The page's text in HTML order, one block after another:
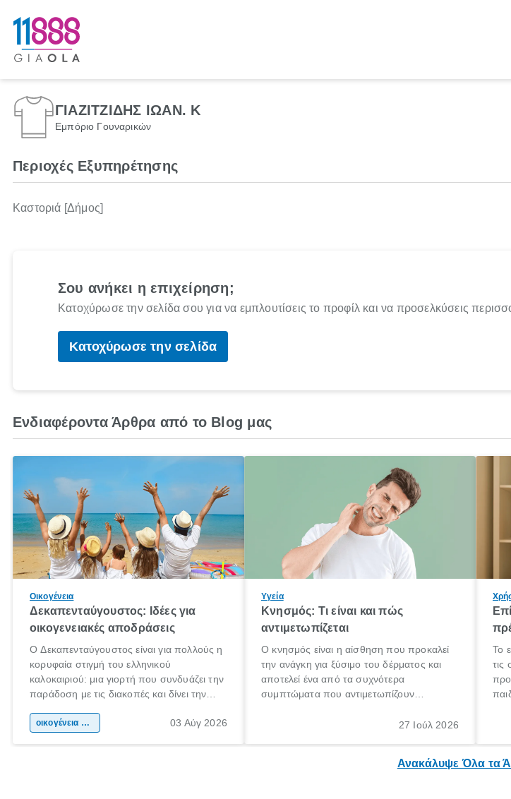
ΓΙΑΖΙΤΖΙΔΗΣ ΙΩΑΝ. Κ
Εμπόριο Γουναρικών
Περιοχές Εξυπηρέτησης
Καστοριά [Δήμος]
Σου ανήκει η επιχείρηση;
Κατοχύρωσε την σελίδα σου για να εμπλουτίσεις το προφίλ και να προσελκύσεις
Κατοχύρωσε την σελίδα
Ενδιαφέροντα Άρθρα από το Blog μας
Οικογένεια
Δεκαπενταύγουστος: Ιδέες για
οικογενειακές αποδράσεις
Ο Δεκαπενταύγουστος είναι για πολλούς η
κορυφαία στιγμή του ελληνικού
καλοκαιριού: μια γιορτή που συνδυάζει την
παράδοση με τις διακοπές και δίνει την
χώρας. Είτε πρόκειται για λίγες μέρες
οικογένεια & παιδί 03 Αύγ 2026
Υγεία
Κνησμός: Τι είναι και πώς
αντιμετωπίζεται
Ο κνησμός είναι η αίσθηση που προκαλεί
την ανάγκη για ξύσιμο του δέρματος και
αποτελεί ένα από τα συχνότερα
συμπτώματα που αντιμετωπίζουν
πληροφορίες για το «κνησμός τι είναι»,
27 Ιούλ 2026
Το
τις
Ανακάλυψε Όλα τα